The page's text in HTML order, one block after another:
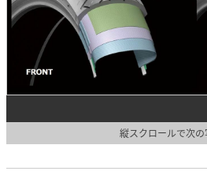
縦スクロールで次